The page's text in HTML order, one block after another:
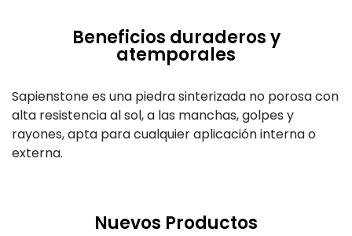
Beneficios duraderos y
atemporales
Sapienstone es una piedra sinterizada no porosa con
alta resistencia al sol, a las manchas, golpes y
rayones, apta para cualquier aplicación interna o
externa.
Nuevos Productos